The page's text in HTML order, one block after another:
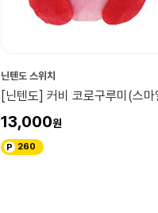
닌텐도 스위치
[닌텐도] 커비 코로구루미(스마
13,000
260